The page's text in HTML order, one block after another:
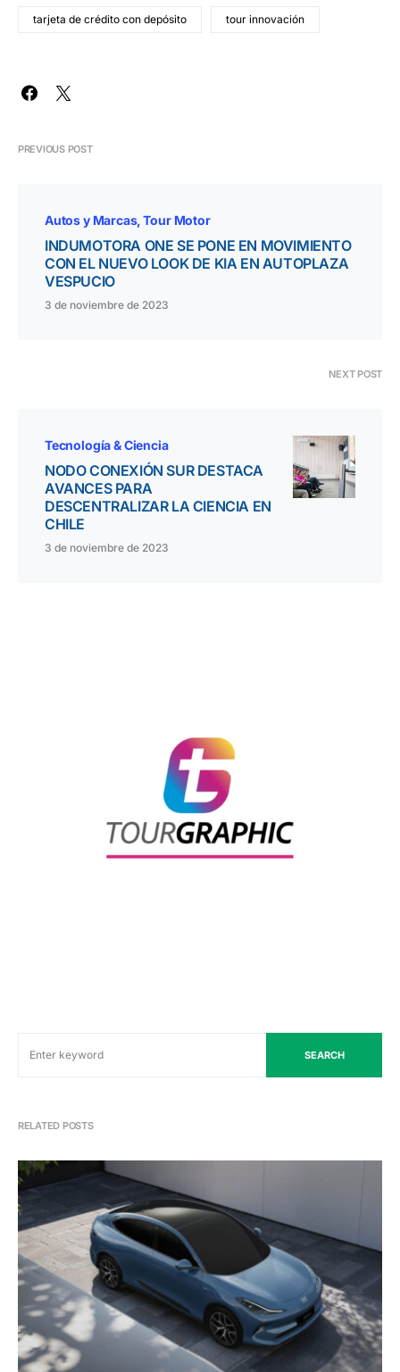
tarjeta de crédito con depósito tour innovación
PREVIOUS POST
Autos y Marcas Tour Motor
INDUMOTORA ONE SE PONE EN MOVIMIENTO
CON EL NUEVO LOOK DE KIA EN AUTOPLAZA
VESPUCIO
3 de noviembre de 2023
NEXT POST
Tecnología & Ciencia
NODO CONEXIÓN SUR DESTACA
AVANCES PARA
DESCENTRALIZAR LA CIENCIA EN
CHILE
3 de noviembre de 2023
SEARCH
RELATED POSTS